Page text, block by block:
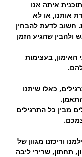
איתה אנו
אותנו, או לא
חשוב לדעת להבחין
שהגיע הזמן
האימון, בעצימות
כאלו שיתנו
3-4 תרגילים מבין כל התרגילים
וריכזנו מגוון של
תחתון, שרירי ליבה